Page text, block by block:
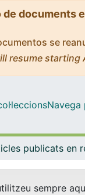
documents
se
resume
Navega
sempre